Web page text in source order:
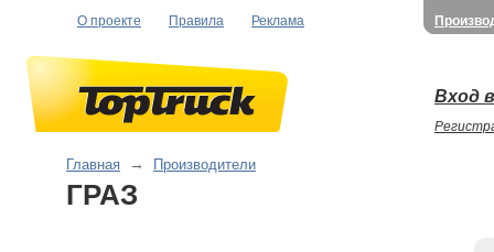
О проекте Правила Реклама
Вход
Главная → Производители
ГРАЗ